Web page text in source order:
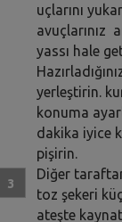
uçlarını
avuçlarınız
yassı hale
yerleştirin.
konuma
dakika iyice
pişirin.
Diğer
toz şekeri
ateşte